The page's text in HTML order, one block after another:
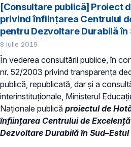
[Consultare publică] Proiect
privind înființarea Centrului
pentru Dezvoltare Durabilă în
8 iulie 2019
În vederea consultării publice, în
nr. 52/2003 privind transparenţa
publică, republicată, dar și a
interinstituționale, Ministerul
Naţionale publică proiectul de
înființarea Centrului de
Dezvoltare Durabilă în Sud–Estul